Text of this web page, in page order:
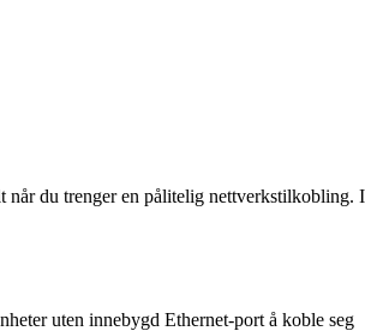
når du trenger en pålitelig nettverkstilkobling. I
uten innebygd Ethernet-port å koble seg